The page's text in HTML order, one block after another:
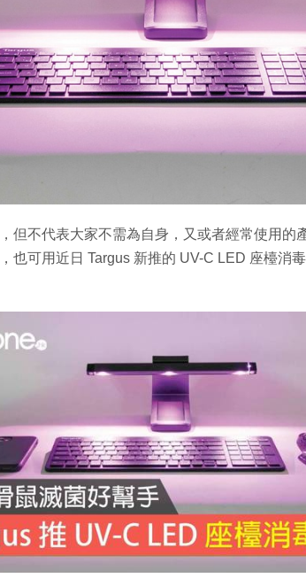
但不代表大家不需為自身，又或者經常使用的
也可用近日 Targus 新推的 UV-C LED 座檯消